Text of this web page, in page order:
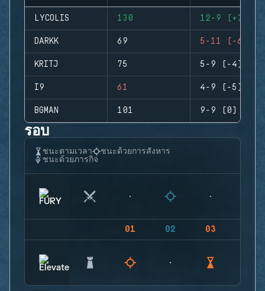
LYCOLIS 130 12-9 (+3)
DARKK 69 5-11 (-6)
KRITJ 75 5-9 (-4)
I9 61 4-9 (-5)
BGMAN 101 9-9 (0)
รอบ
ชนะตามเวลา
ชนะด้วยการสังหาร
ชนะด้วยภารกิจ
01 02 03